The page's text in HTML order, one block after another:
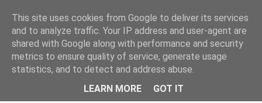
Benidorm Fest 2025 ESC2025
This site uses cookies from Google to deliver its services
and to analyze traffic. Your IP address and user-agent are
shared with Google along with performance and security
metrics to ensure quality of service, generate usage
statistics, and to detect and address abuse.
LEARN MORE
GOT IT